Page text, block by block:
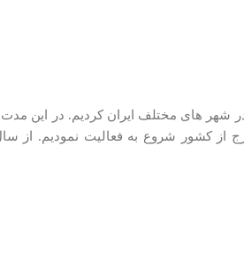
در سال 1389 شروع به شرکت در نمایشگاه های فروش در شهر های مختلف ایران کردیم. در